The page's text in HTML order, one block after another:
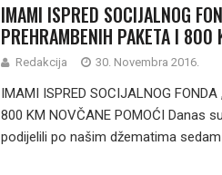
IMAMI ISPRED SOCIJALNOG
PREHRAMBENIH PAKETA I 800
Redakcija 30. Novembra 2016.
IMAMI ISPRED SOCIJALNOG FONDA
800 KM NOVČANE POMOĆI Danas
podijelili po našim džematima